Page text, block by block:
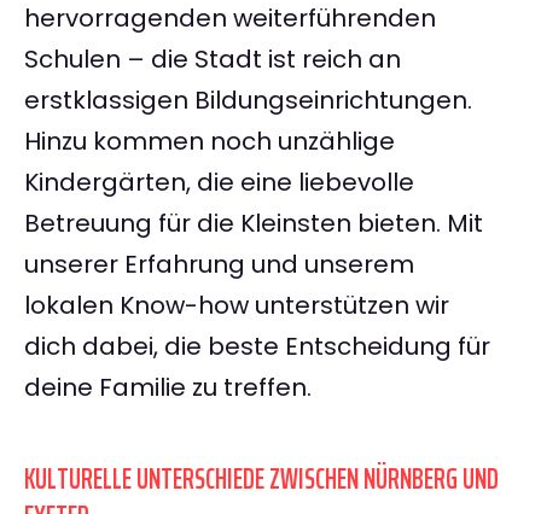
hervorragenden weiterführenden
Schulen – die Stadt ist reich an
erstklassigen Bildungseinrichtungen.
Hinzu kommen noch unzählige
Kindergärten, die eine liebevolle
Betreuung für die Kleinsten bieten. Mit
unserer Erfahrung und unserem
lokalen Know-how unterstützen wir
dich dabei, die beste Entscheidung für
deine Familie zu treffen.
KULTURELLE UNTERSCHIEDE ZWISCHEN NÜRNBERG UND